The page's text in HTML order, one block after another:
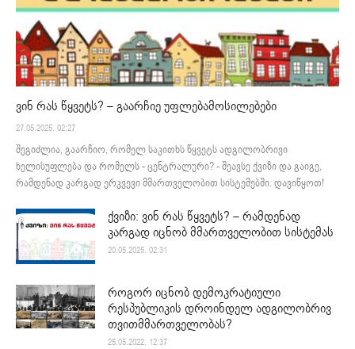
ვინ რას წყვეტს? – გაარჩიე უფლებამოსილებები
27.05.2025. 02:27
შეგიძლია, გაარჩიო, რომელ საკითხს წყვეტს ადგილობრივი
ხელისუფლება და რომელს - ცენტრალური? - შეავსე ქვიზი და გაიგე,
რამდენად კარგად ერკვევი მმართველობით სისტემებში. დავიწყოთ!
ქვიზი: ვინ რას წყვეტს? – რამდენად
კარგად იცნობ მმართველობით სისტემას
20.05.2025. 02:31
როგორ იცნობ დემოკრატიული
რესპუბლიკის დროინდელ ადგილობრივ
თვითმმართველობას?
25.05.2022. 12:37